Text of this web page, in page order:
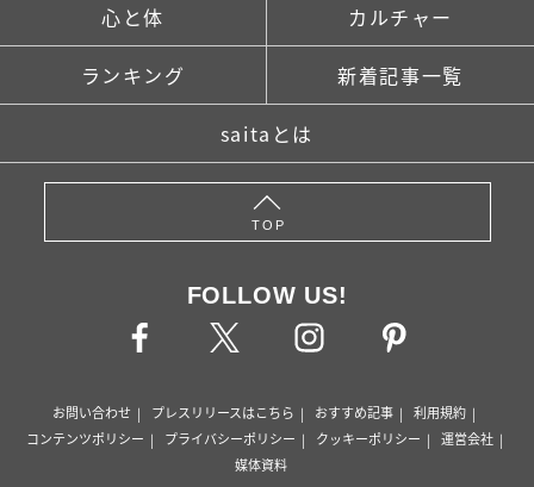
心と体 カルチャー
ランキング 新着記事一覧
saitaとは
TOP
FOLLOW US!
お問い合わせ プレスリリースはこちら おすすめ記事
利用規約
コンテンツポリシー
プライバシーポリシー クッキーポリシー
運営会社
媒体資料